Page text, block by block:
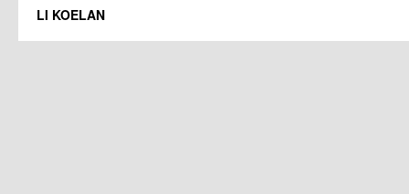
LI KOELAN